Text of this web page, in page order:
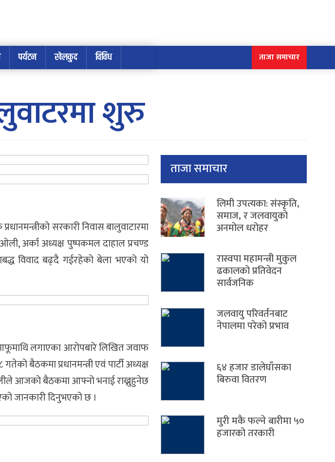
पर्यटन खेलकुद विविध ताजा समाचार
शुरु
सरकारी निवास बालुवाटारमा
अर्का अध्यक्ष पुष्पकमल दाहाल प्रचण्ड
विवाद बढ्दै गईरहेको बेला भएको यो
आफूमाथि लगाएका आरोपबारे लिखित जवाफ
बैठकमा प्रधानमन्त्री एवं पार्टी अध्यक्ष
आजको बैठकमा आफ्नो भनाई राख्नुहुनेछ
जानकारी दिनुभएको छ ।
ताजा समाचार
लिमी उपत्यका: संस्कृति,
समाज, र जलवायुको
अनमोल धरोहर
रास्वपा महामन्त्री मुकुल
ढकालको प्रतिवेदन
सार्वजनिक
जलवायु परिवर्तनबाट
नेपालमा परेको प्रभाव
६४ हजार डालेघाँसका
बिरुवा वितरण
मुरी मकै फल्ने बारीमा ५०
हजारको तरकारी